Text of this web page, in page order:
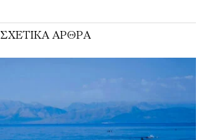
ΣΧΕΤΙΚΑ ΑΡΘΡΑ